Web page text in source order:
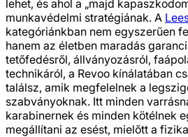
lehet, és ahol a „majd
munkavédelmi stratégiának. A
kategóriánkban nem egyszerűen
hanem az életben maradás
tetőfedésről, állványozásról,
technikáról, a Revoo kínálatában
találsz, amik megfelelnek a
szabványoknak. Itt minden
karabinernek és minden kötélnek
megállítani az esést, mielőtt a